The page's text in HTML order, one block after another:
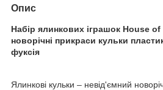
Опис
Набір ялинкових іграшок House
новорічні прикраси кульки
фуксія
Ялинкові кульки – невід'ємний